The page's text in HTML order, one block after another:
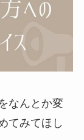
なんとか変
てみてほし